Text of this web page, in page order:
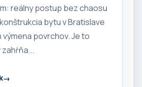
reálny postup bez chaosu
bytu v Bratislave
výmena povrchov. Je to